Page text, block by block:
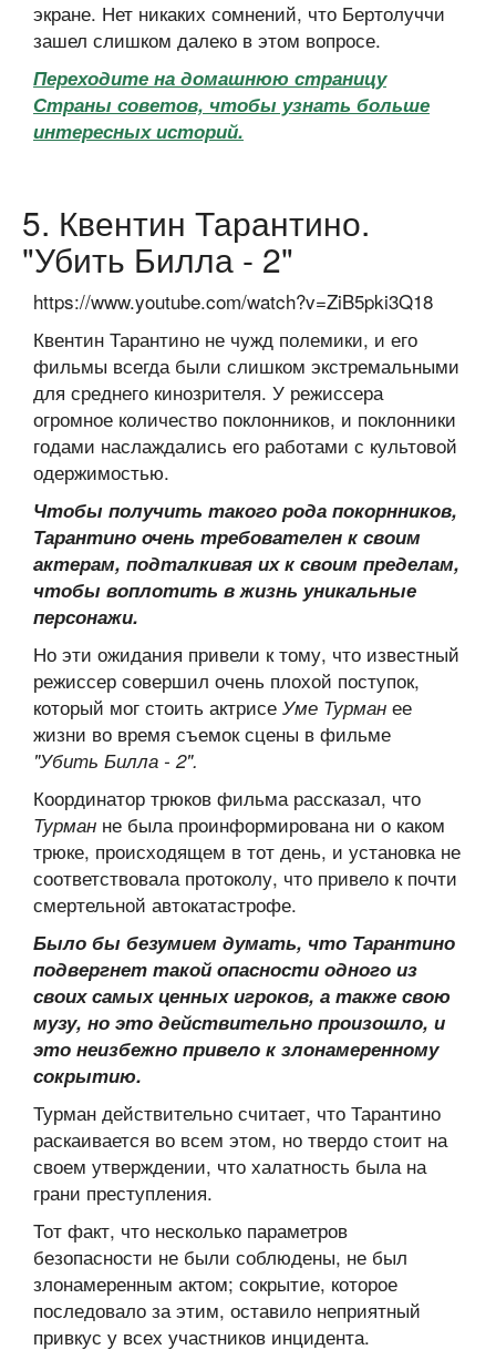
экране. Нет никаких сомнений, что Бертолуччи
зашел слишком далеко в этом вопросе.
Переходите на домашнюю страницу
Страны советов, чтобы узнать больше
интересных историй.
5. Квентин Тарантино.
"Убить Билла - 2"
https://www.youtube.com/watch?v=ZiB5pki3Q18
Квентин Тарантино не чужд полемики, и его
фильмы всегда были слишком экстремальными
для среднего кинозрителя. У режиссера
огромное количество поклонников, и поклонники
годами наслаждались его работами с культовой
одержимостью.
Чтобы получить такого рода покорнников,
Тарантино очень требователен к своим
актерам, подталкивая их к своим пределам,
чтобы воплотить в жизнь уникальные
персонажи.
Но эти ожидания привели к тому, что известный
режиссер совершил очень плохой поступок,
который мог стоить актрисе Уме Турман ее
жизни во время съемок сцены в фильме
"Убить Билла - 2".
Координатор трюков фильма рассказал, что
Турман не была проинформирована ни о каком
трюке, происходящем в тот день, и установка не
соответствовала протоколу, что привело к почти
смертельной автокатастрофе.
Было бы безумием думать, что Тарантино
подвергнет такой опасности одного из
своих самых ценных игроков, а также свою
музу, но это действительно произошло, и
это неизбежно привело к злонамеренному
сокрытию.
Турман действительно считает, что Тарантино
раскаивается во всем этом, но твердо стоит на
своем утверждении, что халатность была на
грани преступления.
Тот факт, что несколько параметров
безопасности не были соблюдены, не был
злонамеренным актом; сокрытие, которое
последовало за этим, оставило неприятный
привкус у всех участников инцидента.